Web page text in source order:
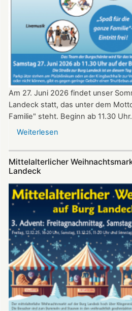
ab
20:30
Uhr​​​​​​​​​​​​​​
Am 27. Juni 2026 findet unser
Landeck statt, das unter dem
Familie" steht. Beginn ab 11.30 Uhr.
Weiterlesen
Burg
Mittelalterlicher
Landeck